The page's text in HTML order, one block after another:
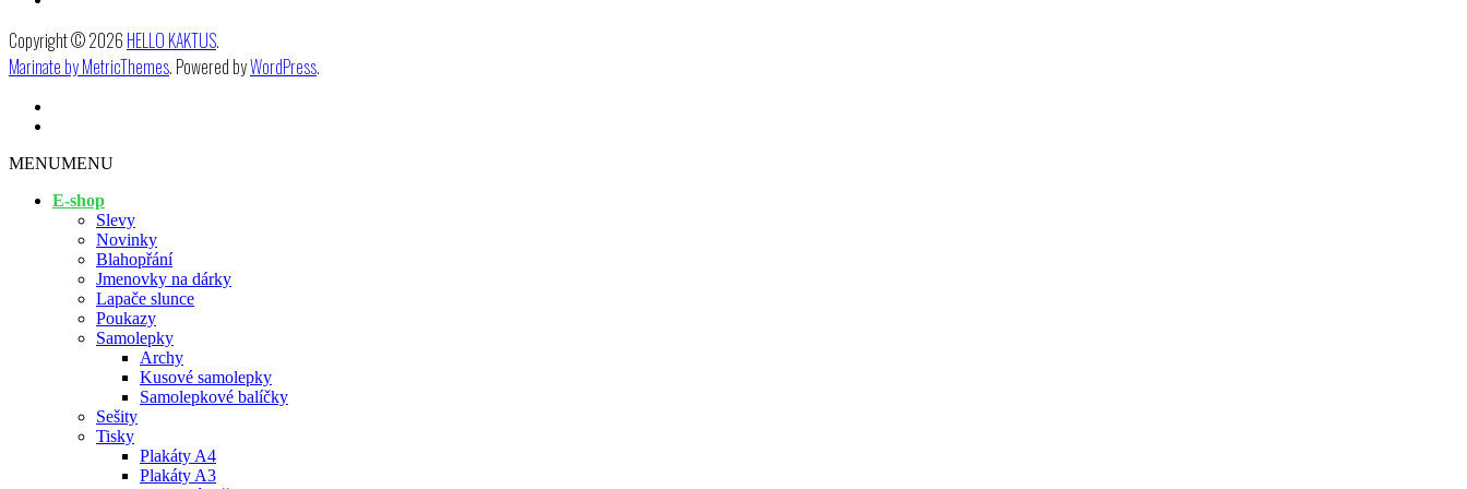
Copyright © 2026 HELLO KAKTUS.
Marinate by MetricThemes. Powered byWordPress.
MENUMENU
E-shop
Slevy
Novinky
Blahopřání
Jmenovky na dárky
Lapače slunce
Poukazy
Samolepky
Archy
Kusové samolepky
Samolepkové balíčky
Sešity
Tisky
Plakáty A4
Plakáty A3